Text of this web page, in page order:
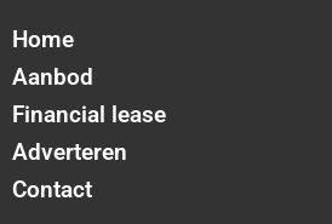
Home
Aanbod
Financial lease
Adverteren
Contact